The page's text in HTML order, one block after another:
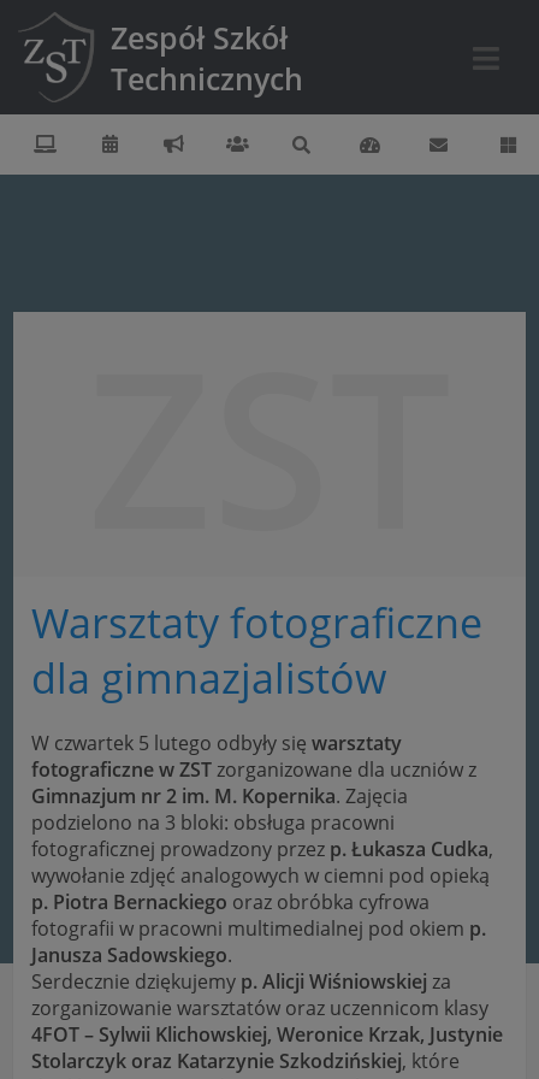
Zespół Szkół
Technicznych
Warsztaty fotograficzne
dla gimnazjalistów
W czwartek 5 lutego odbyły sięwarsztaty
fotograficzne w ZSTzorganizowane dla uczniów z
Gimnazjum nr 2 im. M. Kopernika. Zajęcia
podzielono na 3 bloki: obsługa pracowni
fotograficznej prowadzony przez p. Łukasza Cudka,
wywołanie zdjęć analogowych w ciemni pod opieką
p. Piotra Bernackiego oraz obróbka cyfrowa
fotografii w pracowni multimedialnej pod okiem p.
Janusza Sadowskiego.
Serdecznie dziękujemy p. Alicji Wiśniowskiej za
zorganizowanie warsztatów oraz uczennicom klasy
4FOT – Sylwii Klichowskiej, Weronice Krzak, Justynie
Stolarczyk oraz Katarzynie Szkodzińskiej, które